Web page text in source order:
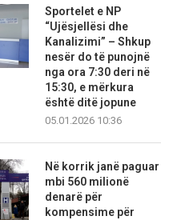
Sportelet e NP
“Ujësjellësi dhe
Kanalizimi” – Shkup
nesër do të punojnë
nga ora 7:30 deri në
15:30, e mërkura
është ditë jopune
05.01.2026 10:36
Në korrik janë paguar
mbi 560 milionë
denarë për
kompensime për